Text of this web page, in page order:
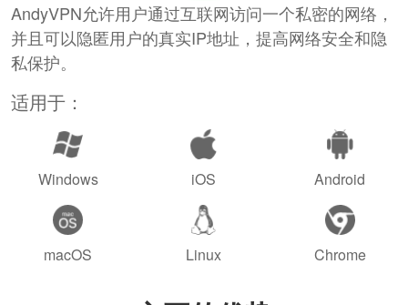
AndyVPN允许用户通过互联网访问一个私密的网络，
并且可以隐匿用户的真实IP地址，提高网络安全和隐
私保护。
适用于：
Windows iOS Android
macOS Linux Chrome